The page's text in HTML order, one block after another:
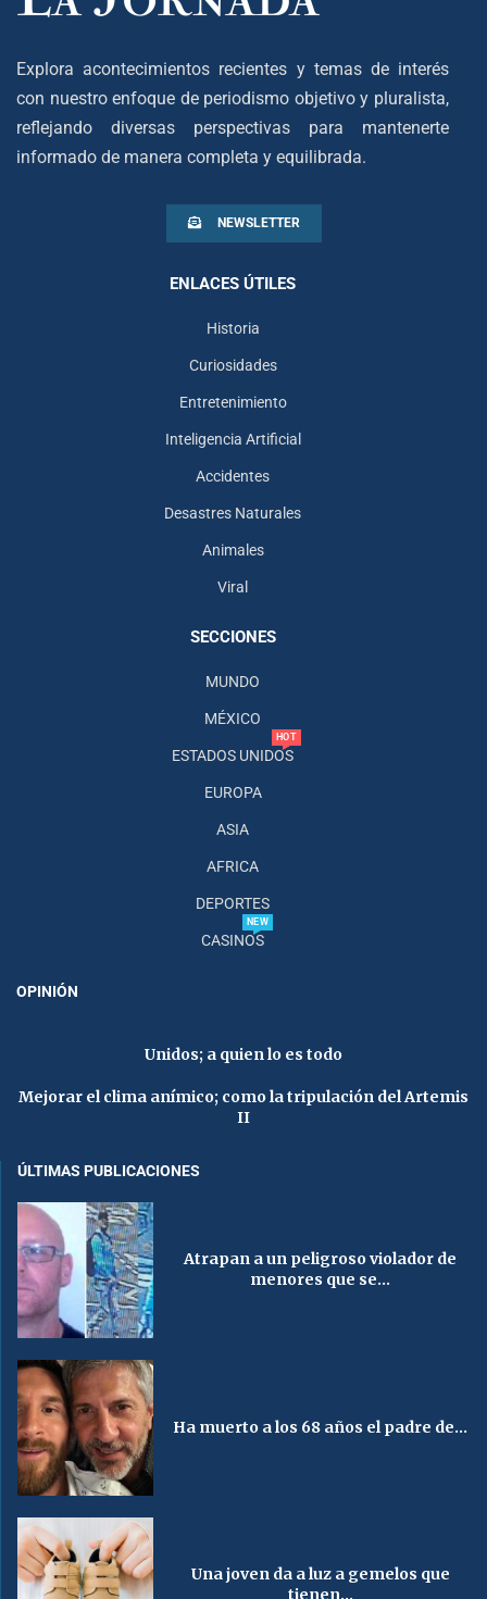
Explora acontecimientos recientes y temas de interés
con nuestro enfoque de periodismo objetivo y pluralista,
reflejando diversas perspectivas para mantenerte
informado de manera completa y equilibrada.
NEWSLETTER
ENLACES ÚTILES
Historia
Curiosidades
Entretenimiento
Inteligencia Artificial
Accidentes
Desastres Naturales
Animales
Viral
SECCIONES
MUNDO
MÉXICO
ESTADOS UNIDOS
HOT
EUROPA
ASIA
AFRICA
DEPORTES
CASINOS
NEW
OPINIÓN
Unidos; a quien lo es todo
Mejorar el clima anímico; como la tripulación del Artemis
II
ÚLTIMAS PUBLICACIONES
Atrapan a un peligroso violador de
menores que se...
Ha muerto a los 68 años el padre de...
Una joven da a luz a gemelos que
tienen...